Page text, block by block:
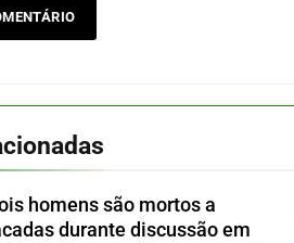
homens são mortos a
durante discussão em